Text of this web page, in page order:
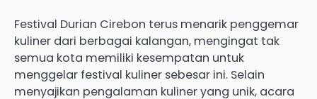
Festival Durian Cirebon terus menarik penggemar
kuliner dari berbagai kalangan, mengingat tak
semua kota memiliki kesempatan untuk
menggelar festival kuliner sebesar ini. Selain
menyajikan pengalaman kuliner yang unik, acara